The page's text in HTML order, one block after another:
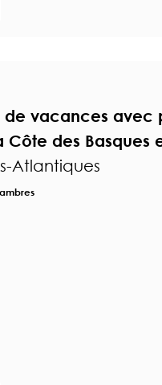
de vacances avec
Côte des Basques
Atlantiques